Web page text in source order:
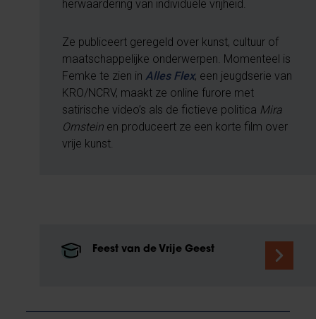
herwaardering van individuele vrijheid.
Ze publiceert geregeld over kunst, cultuur of
maatschappelijke onderwerpen. Momenteel is
Femke te zien in Alles Flex, een jeugdserie van
KRO/NCRV, maakt ze online furore met
satirische video’s als de fictieve politica Mira
Ornstein en produceert ze een korte film over
vrije kunst.
Feest van de Vrije Geest